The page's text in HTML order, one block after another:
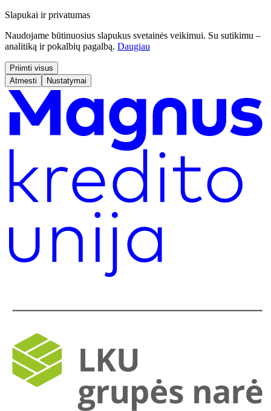
Slapukai ir privatumas
Naudojame būtinuosius slapukus svetainės veikimui. Su sutikimu –
analitiką ir pokalbių pagalbą. Daugiau
Priimti visus
Atmesti
Nustatymai